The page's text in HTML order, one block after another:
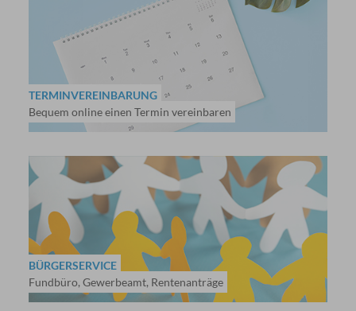
TERMINVEREINBARUNG
Bequem online einen Termin vereinbaren
BÜRGERSERVICE
Fundbüro, Gewerbeamt, Rentenanträge